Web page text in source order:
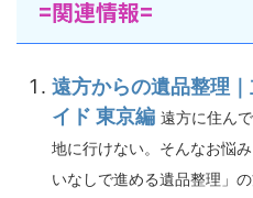
=関連情報=
遠方からの遺品整理
イド 東京編 遠方に住ん
地に行けない。そんなお悩
いなしで進める遺品整理」